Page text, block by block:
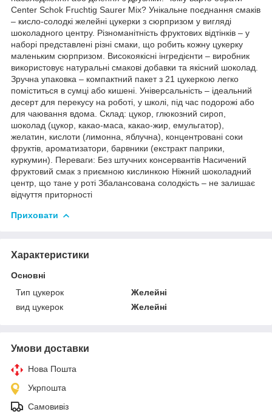
Center Schok Fruchtig Saurer Mix? Унікальне поєднання смаків
– кисло-солодкі желейні цукерки з сюрпризом у вигляді
шоколадного центру. Різноманітність фруктових відтінків – у
наборі представлені різні смаки, що робить кожну цукерку
маленьким сюрпризом. Високоякісні інгредієнти – виробник
використовує натуральні смакові добавки та якісний шоколад.
Зручна упаковка – компактний пакет з 21 цукеркою легко
поміститься в сумці або кишені. Універсальність – ідеальний
десерт для перекусу на роботі, у школі, під час подорожі або
для чаювання вдома. Склад: цукор, глюкозний сироп,
шоколад (цукор, какао-маса, какао-жир, емульгатор),
желатин, кислоти (лимонна, яблучна), концентровані соки
фруктів, ароматизатори, барвники (екстракт паприки,
куркумин). Переваги: Без штучних консервантів Насичений
фруктовий смак з приємною кислинкою Ніжний шоколадний
центр, що тане у роті Збалансована солодкість – не залишає
відчуття приторності
Приховати
Характеристики
Основні
Тип цукерок
Желейні
вид цукерок
Желейні
Умови доставки
Нова Пошта
Укрпошта
Самовивіз